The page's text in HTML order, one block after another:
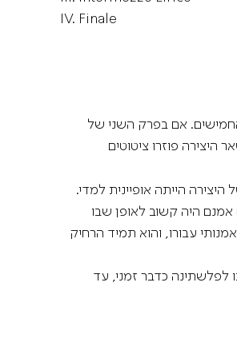
IV. Finale
אם בפרק השני של
פוזרו ציטוטים
הזה בפרטיטורה של היצירה הייתה אופיינית למדי.
אמנם היה קשוב לאופן שבו
עבורו, והוא תמיד הרחיק
לפלשתינה כדבר זמני, עד